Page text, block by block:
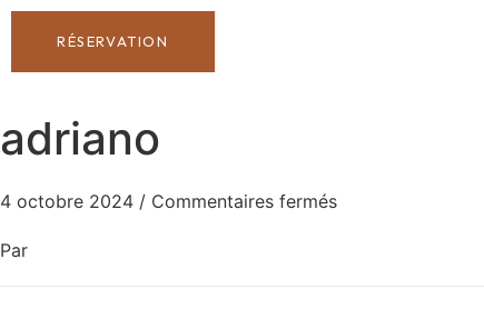
RÉSERVATION
adriano
4 octobre 2024 / Commentaires fermés
Par